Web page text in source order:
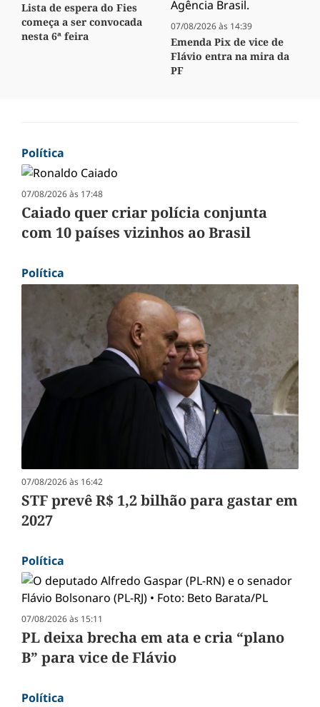
Lista de espera do Fies
começa a ser convocada
nesta 6ª feira
07/08/2026 às 14:39
Emenda Pix de vice de
Flávio entra na mira da
PF
Política
07/08/2026 às 17:48
Caiado quer criar polícia conjunta
com 10 países vizinhos ao Brasil
Política
07/08/2026 às 16:42
STF prevê R$ 1,2 bilhão para gastar em
2027
Política
07/08/2026 às 15:11
PL deixa brecha em ata e cria “plano
B” para vice de Flávio
Política